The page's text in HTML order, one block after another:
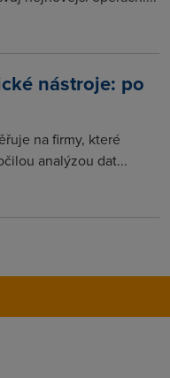
nástroje: po
na firmy, které
analýzou dat...